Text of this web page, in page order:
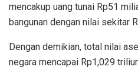
mencakup uang tunai Rp51
bangunan dengan nilai sekitar
Dengan demikian, total nilai
negara mencapai Rp1,029